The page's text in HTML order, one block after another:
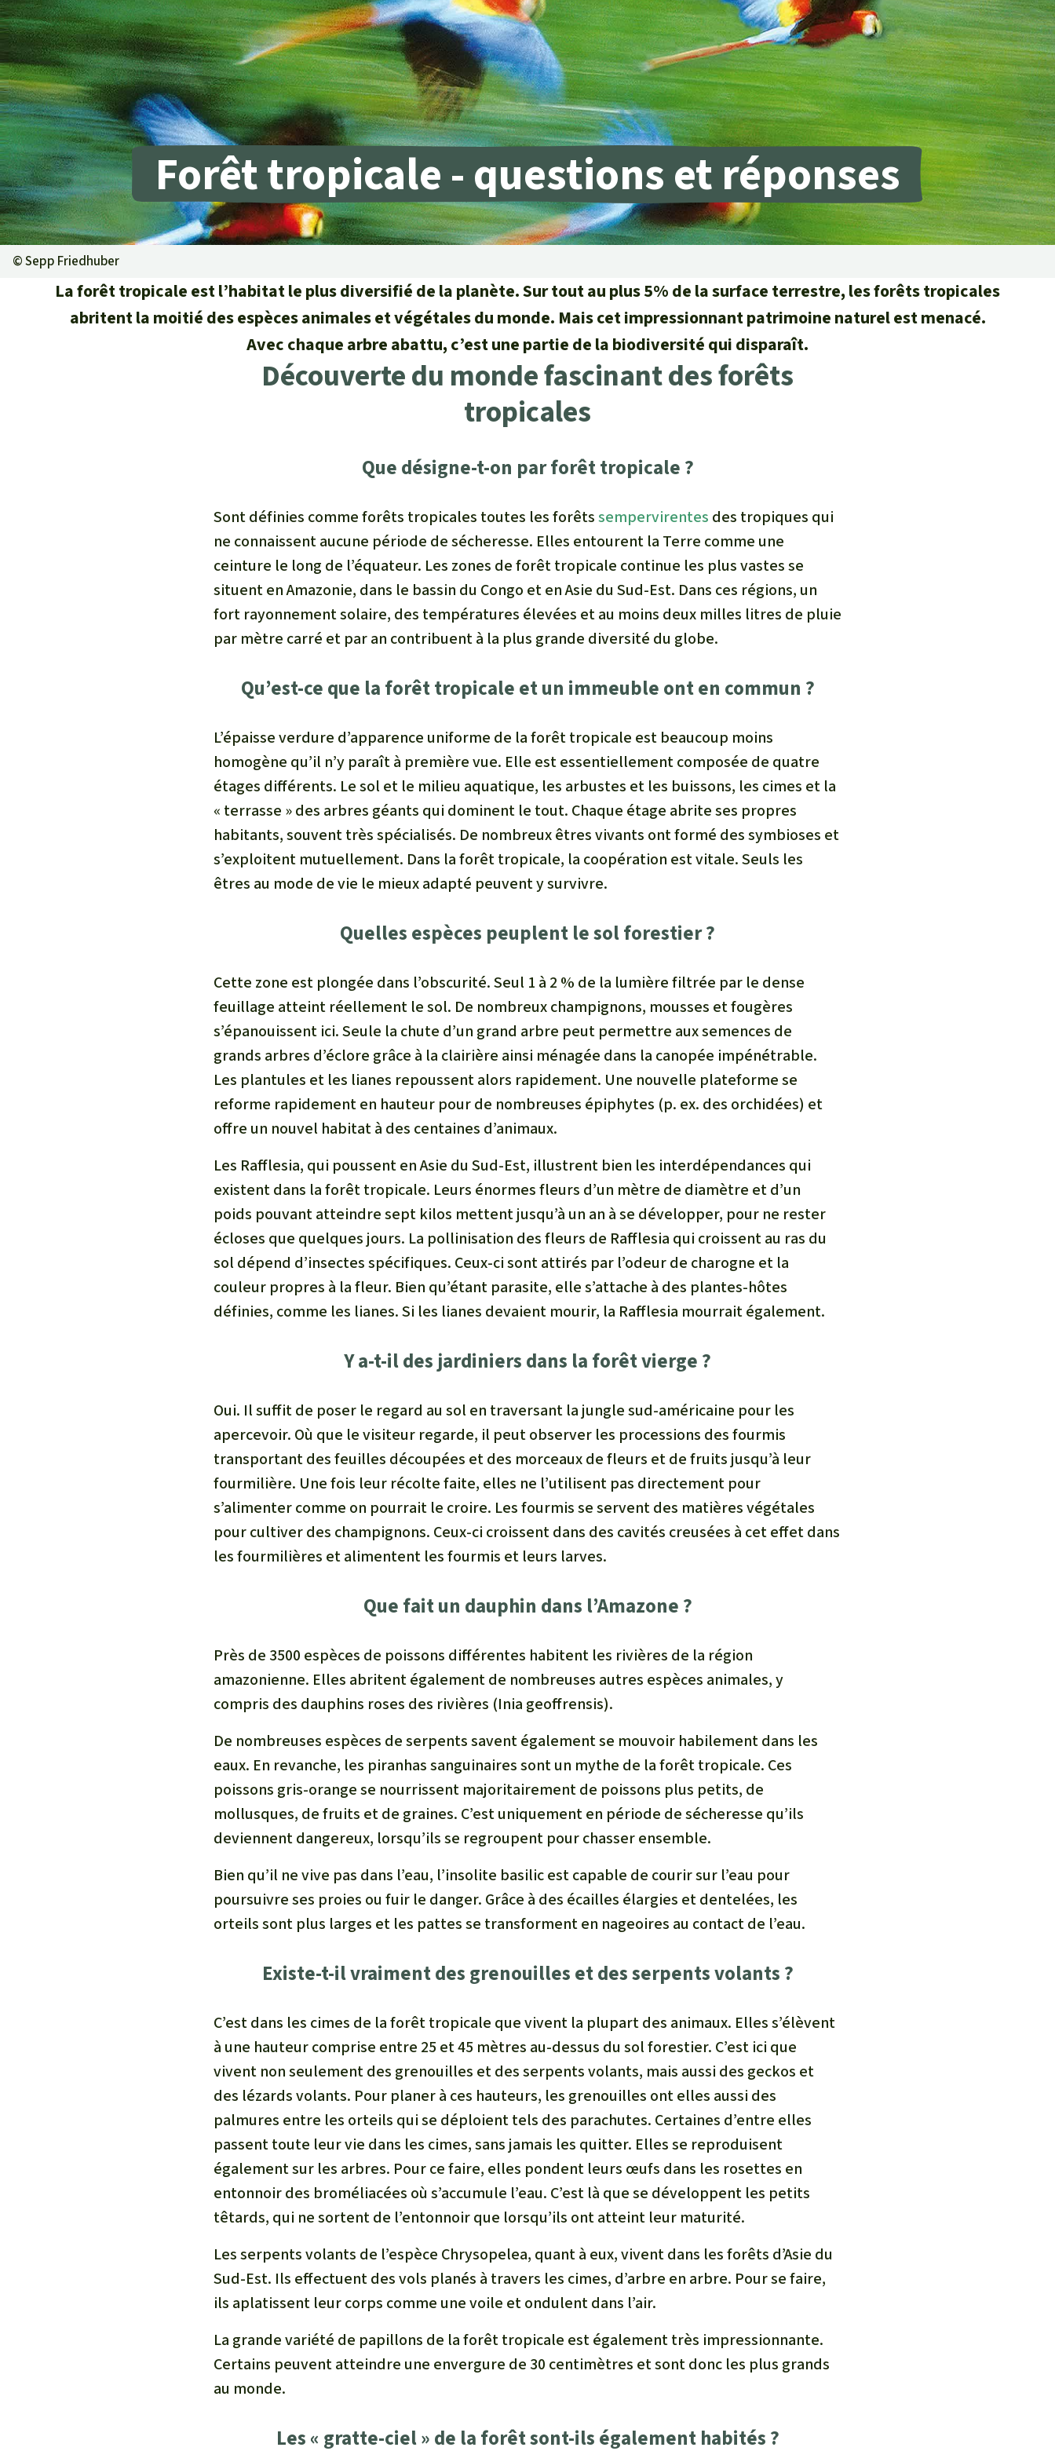
Les biocarburants
L’aluminium
L'élevage industriel
L'or
L'accaparement des terres
Le braconnage
Les barrages
Le ciment et le béton
Les routes
Lutte contre les
incendies de forêt et
prévention
Collecte de fonds
©Sepp Friedhuber
Forêt tropicale - questions et réponses
La forêt tropicale est l’habitat le plus diversifié de la planète. Sur tout au plus 5% de la surface terrestre, les forêts tropicales
abritent la moitié des espèces animales et végétales du monde. Mais cet impressionnant patrimoine naturel est menacé.
Avec chaque arbre abattu, c’est une partie de la biodiversité qui disparaît.
Découverte du monde fascinant des forêts
tropicales
Que désigne-t-on par forêt tropicale ?
Sont définies comme forêts tropicales toutes les forêtssempervirentes des tropiques qui
ne connaissent aucune période de sécheresse. Elles entourent la Terre comme une
ceinture le long de l’équateur. Les zones de forêt tropicale continue les plus vastes se
situent en Amazonie, dans le bassin du Congo et en Asie du Sud-Est. Dans ces régions, un
fort rayonnement solaire, des températures élevées et au moins deux milles litres de pluie
par mètre carré et par an contribuent à la plus grande diversité du globe.
Qu’est-ce que la forêt tropicale et un immeuble ont en commun ?
L’épaisse verdure d’apparence uniforme de la forêt tropicale est beaucoup moins
homogène qu’il n’y paraît à première vue. Elle est essentiellement composée de quatre
étages différents. Le sol et le milieu aquatique, les arbustes et les buissons, les cimes et la
« terrasse » des arbres géants qui dominent le tout. Chaque étage abrite ses propres
habitants, souvent très spécialisés. De nombreux êtres vivants ont formé des symbioses et
s’exploitent mutuellement. Dans la forêt tropicale, la coopération est vitale. Seuls les
êtres au mode de vie le mieux adapté peuvent y survivre.
Quelles espèces peuplent le sol forestier ?
Cette zone est plongée dans l’obscurité. Seul 1 à 2 % de la lumière filtrée par le dense
feuillage atteint réellement le sol. De nombreux champignons, mousses et fougères
s’épanouissent ici. Seule la chute d’un grand arbre peut permettre aux semences de
grands arbres d’éclore grâce à la clairière ainsi ménagée dans la canopée impénétrable.
Les plantules et les lianes repoussent alors rapidement. Une nouvelle plateforme se
reforme rapidement en hauteur pour de nombreuses épiphytes (p. ex. des orchidées) et
offre un nouvel habitat à des centaines d’animaux.
Les Rafflesia, qui poussent en Asie du Sud-Est, illustrent bien les interdépendances qui
existent dans la forêt tropicale. Leurs énormes fleurs d’un mètre de diamètre et d’un
poids pouvant atteindre sept kilos mettent jusqu’à un an à se développer, pour ne rester
écloses que quelques jours. La pollinisation des fleurs de Rafflesia qui croissent au ras du
sol dépend d’insectes spécifiques. Ceux-ci sont attirés par l’odeur de charogne et la
couleur propres à la fleur. Bien qu’étant parasite, elle s’attache à des plantes-hôtes
définies, comme les lianes. Si les lianes devaient mourir, la Rafflesia mourrait également.
Y a-t-il des jardiniers dans la forêt vierge ?
Oui. Il suffit de poser le regard au sol en traversant la jungle sud-américaine pour les
apercevoir. Où que le visiteur regarde, il peut observer les processions des fourmis
transportant des feuilles découpées et des morceaux de fleurs et de fruits jusqu’à leur
fourmilière. Une fois leur récolte faite, elles ne l’utilisent pas directement pour
s’alimenter comme on pourrait le croire. Les fourmis se servent des matières végétales
pour cultiver des champignons. Ceux-ci croissent dans des cavités creusées à cet effet dans
les fourmilières et alimentent les fourmis et leurs larves.
Que fait un dauphin dans l’Amazone ?
Près de 3500 espèces de poissons différentes habitent les rivières de la région
amazonienne. Elles abritent également de nombreuses autres espèces animales, y
compris des dauphins roses des rivières (Inia geoffrensis).
De nombreuses espèces de serpents savent également se mouvoir habilement dans les
eaux. En revanche, les piranhas sanguinaires sont un mythe de la forêt tropicale. Ces
poissons gris-orange se nourrissent majoritairement de poissons plus petits, de
mollusques, de fruits et de graines. C’est uniquement en période de sécheresse qu’ils
deviennent dangereux, lorsqu’ils se regroupent pour chasser ensemble.
Bien qu’il ne vive pas dans l’eau, l’insolite basilic est capable de courir sur l’eau pour
poursuivre ses proies ou fuir le danger. Grâce à des écailles élargies et dentelées, les
orteils sont plus larges et les pattes se transforment en nageoires au contact de l’eau.
Existe-t-il vraiment des grenouilles et des serpents volants ?
C’est dans les cimes de la forêt tropicale que vivent la plupart des animaux. Elles s’élèvent
à une hauteur comprise entre 25 et 45 mètres au-dessus du sol forestier. C’est ici que
vivent non seulement des grenouilles et des serpents volants, mais aussi des geckos et
des lézards volants. Pour planer à ces hauteurs, les grenouilles ont elles aussi des
palmures entre les orteils qui se déploient tels des parachutes. Certaines d’entre elles
passent toute leur vie dans les cimes, sans jamais les quitter. Elles se reproduisent
également sur les arbres. Pour ce faire, elles pondent leurs œufs dans les rosettes en
entonnoir des broméliacées où s’accumule l’eau. C’est là que se développent les petits
têtards, qui ne sortent de l’entonnoir que lorsqu’ils ont atteint leur maturité.
Les serpents volants de l’espèce Chrysopelea, quant à eux, vivent dans les forêts d’Asie du
Sud-Est. Ils effectuent des vols planés à travers les cimes, d’arbre en arbre. Pour se faire,
ils aplatissent leur corps comme une voile et ondulent dans l’air.
La grande variété de papillons de la forêt tropicale est également très impressionnante.
Certains peuvent atteindre une envergure de 30 centimètres et sont donc les plus grands
au monde.
Les « gratte-ciel » de la forêt sont-ils également habités ?